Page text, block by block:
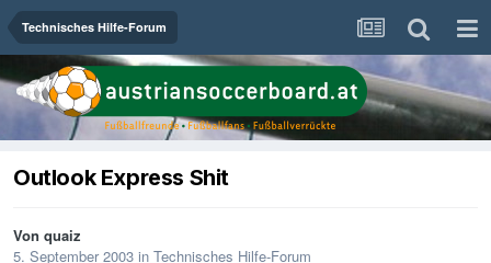
Technisches Hilfe-Forum
Outlook Express Shit
Von quaiz
5. September 2003 in Technisches Hilfe-Forum